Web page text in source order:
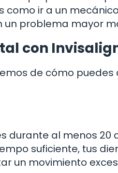
ir a un
problema mayor
con
de cómo
durante al menos 20
suficiente, tus
un movimiento